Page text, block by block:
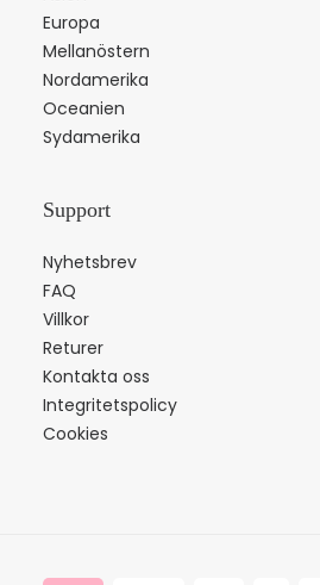
Europa
Mellanöstern
Nordamerika
Oceanien
Sydamerika
Support
Nyhetsbrev
FAQ
Villkor
Returer
Kontakta oss
Integritetspolicy
Cookies